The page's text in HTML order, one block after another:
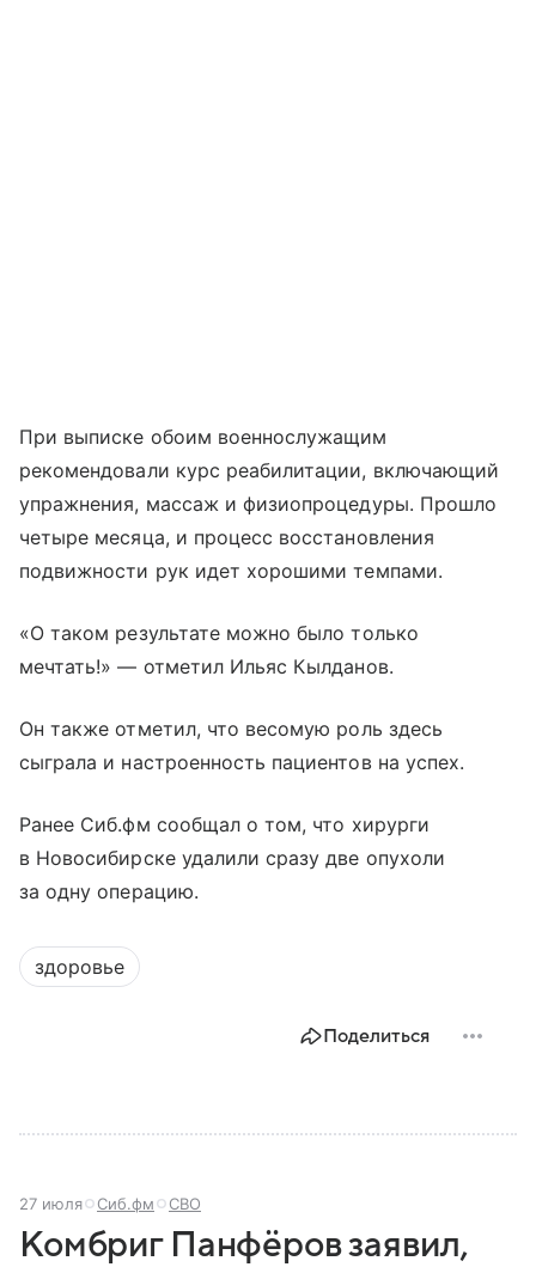
При выписке обоим военнослужащим
рекомендовали курс реабилитации, включающий
упражнения, массаж и физиопроцедуры. Прошло
четыре месяца, и процесс восстановления
подвижности рук идет хорошими темпами.
«О таком результате можно было только
мечтать!» — отметил Ильяс Кылданов.
Он также отметил, что весомую роль здесь
сыграла и настроенность пациентов на успех.
Ранее Сиб.фм сообщал о том, что хирурги
в Новосибирске удалили сразу две опухоли
за одну операцию.
здоровье
Поделиться
27 июля Сиб.фм СВО
Комбриг Панфёров заявил,